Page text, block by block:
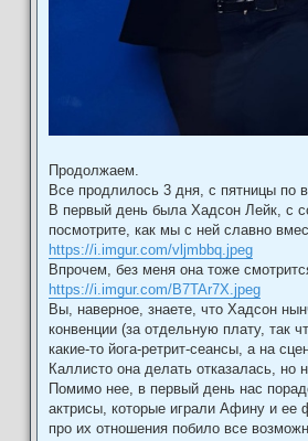
Продолжаем.
Все продлилось 3 дня, с пятницы по
В первый день была Хадсон Лейк, с
посмотрите, как мы с ней славно
https://i.imgur.com/vljmbbq.jpeg
Впрочем, без меня она тоже
https://i.imgur.com/B7TAr7X.jpeg
Вы, наверное, знаете, что Хадсон
конвенции (за отдельную плату, так
какие-то йога-ретрит-сеансы, а на
Каллисто она делать отказалась, но
Помимо нее, в первый день нас
актрисы, которые играли Афину и ее
про их отношения побило все